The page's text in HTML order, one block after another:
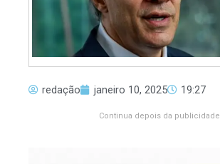
redação janeiro 10, 2025 19:27
Continua depois da publicidade